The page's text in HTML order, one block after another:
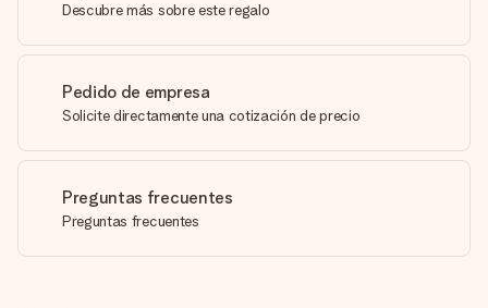
Descubre más sobre este regalo
Pedido de empresa
Solicite directamente una cotización de precio
Preguntas frecuentes
Preguntas frecuentes